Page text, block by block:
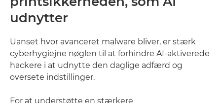
udnytter
Uanset hvor avanceret malware bliver, er stærk
cyberhygiejne nøglen til at forhindre AI-aktiverede
hackere i at udnytte den daglige adfærd og
oversete indstillinger.
For at understøtte en stærkere